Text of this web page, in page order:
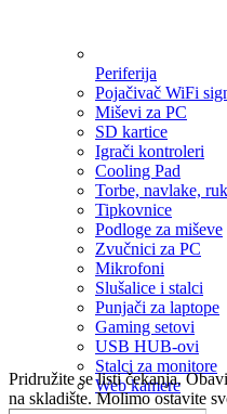
Periferija
Pojačivač WiFi
Miševi za PC
SD kartice
Igrači kontroleri
Cooling Pad
Torbe, navlake,
Tipkovnice
Podloge za miševe
Zvučnici za PC
Mikrofoni
Slušalice i stalci
Punjači za laptope
Gaming setovi
USB HUB-ovi
Stalci za monitore
Web kamere
Pridružite se listi čekanja.
na skladište. Molimo ostavite